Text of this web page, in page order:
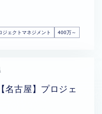
ジェクトマネジメント 400万～
名古屋】プロジェ